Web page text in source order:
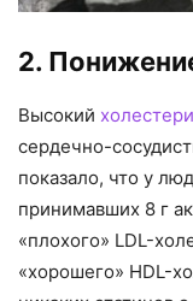
2.
Высокий
сердечно-
показало, что у
принимавших 8 г
«плохого» LDL-
«хорошего» HDL-